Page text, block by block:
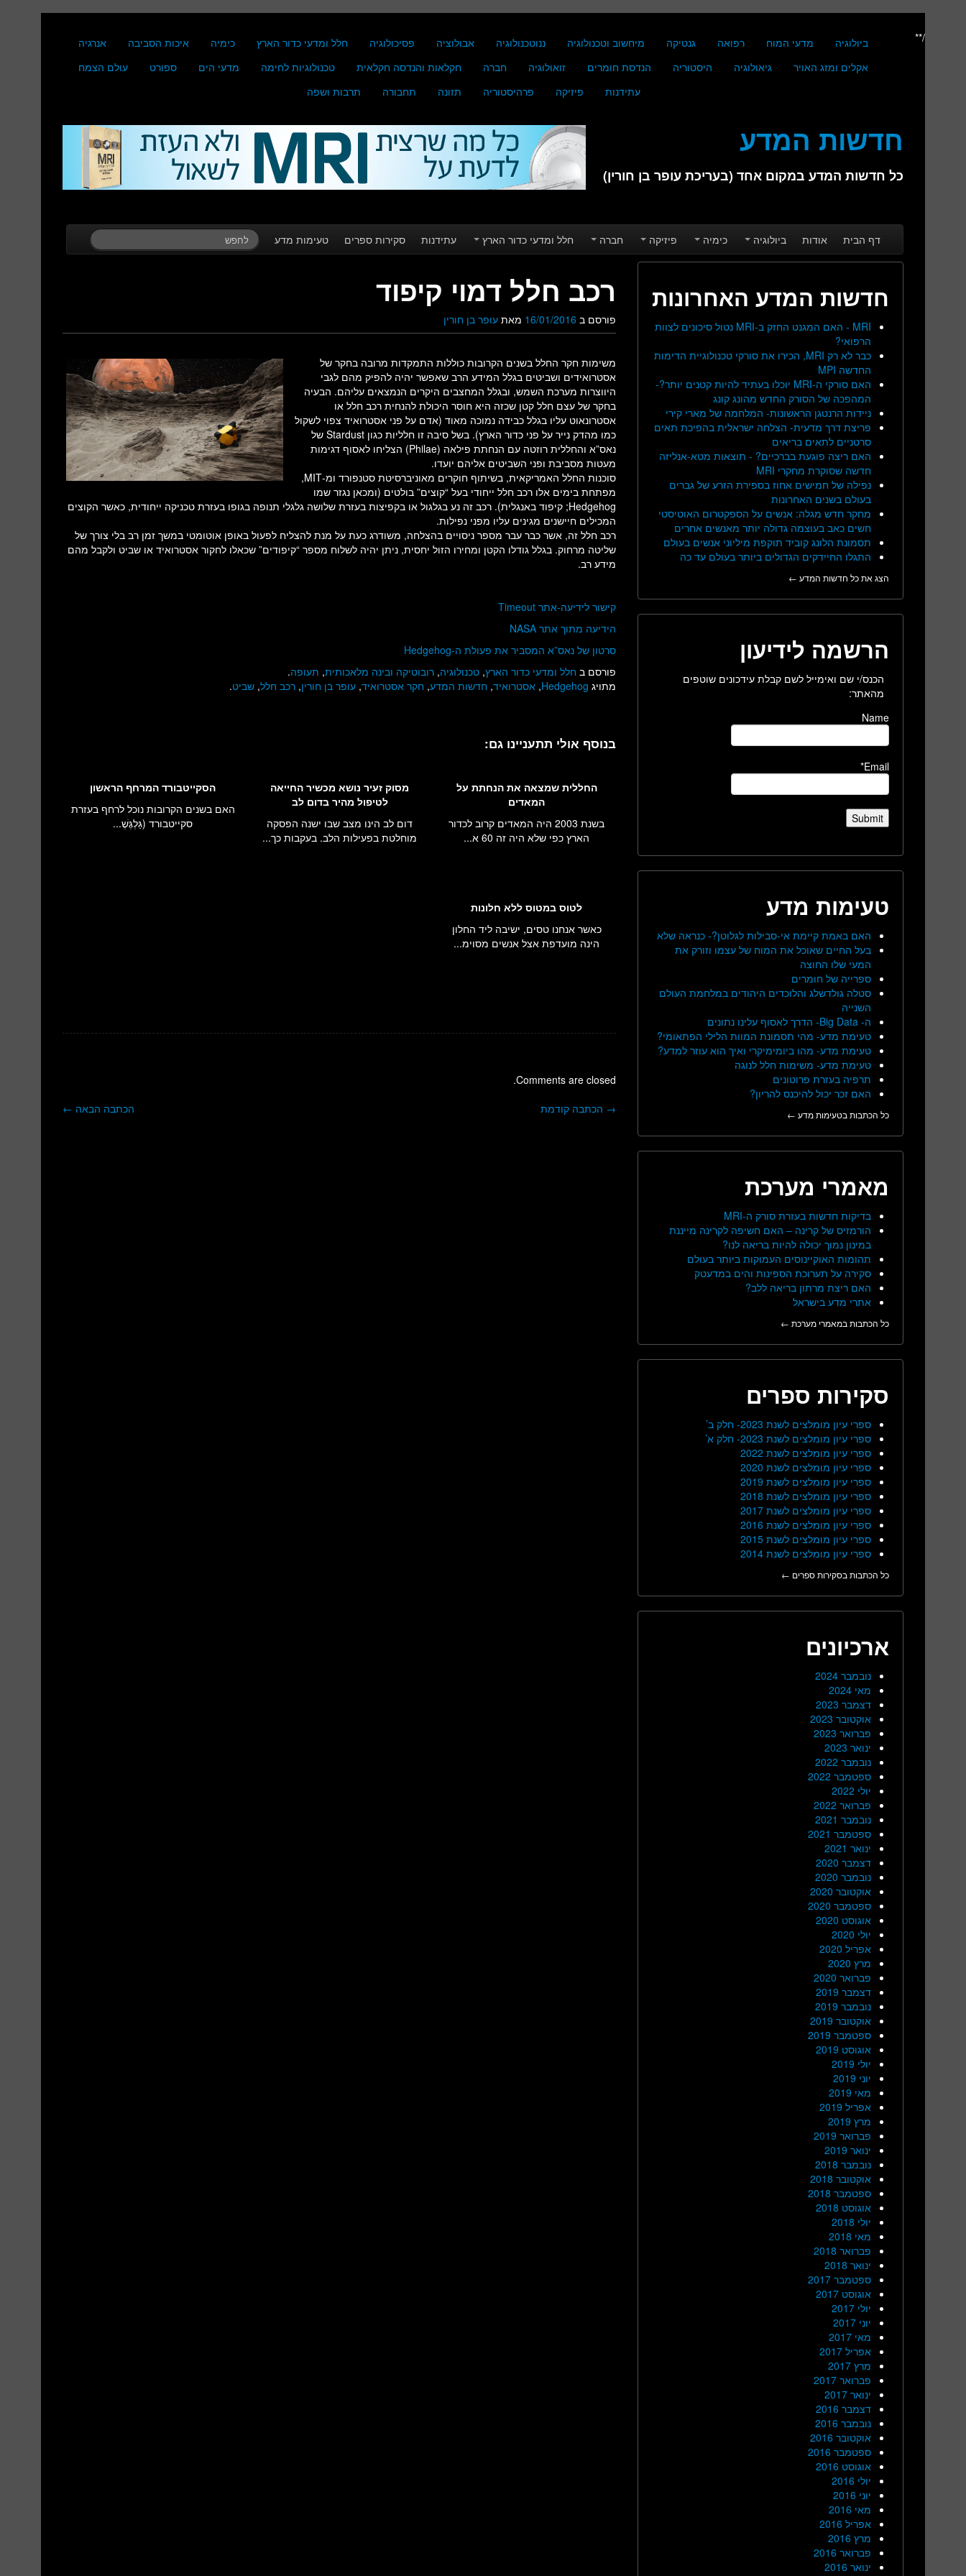
ביולוגיה מדעי המוח רפואה גנטיקה מיחשוב וטכנולוגיה ננוטכנולוגיה אבולוציה פסיכולוגיה חלל ומדעי כדור הארץ כימיה איכות הסביבה
אנרגיה
אקלים ומזג האויר
גיאולוגיה היסטוריה הנדסת חומרים זואולוגיה חברה חקלאות והנדסה חקלאית טכנולוגיות לחימה מדעי הים ספורט
עולם הצמח
עתידנות
פיזיקה פרהיסטוריה תזונה תחבורה תרבות ושפה
חדשות המדע
כל חדשות המדע במקום אחד (בעריכת עופר בן חורין)
Main menu
דף הבית אודות ביולוגיה כימיה פיזיקה חברה חלל ומדעי כדור הארץ עתידנות סקירות ספרים טעימות מדע
רכב חלל דמוי קיפוד
פורסם ב 16/01/2016 מאת עופר בן חורין
משימות חקר החלל בשנים הקרובות כוללות התמקדות מרובה בחקר של
אסטרואידים ושביטים בגלל המידע הרב שאפשר יהיה להפיק מהם לגבי
היווצרות מערכת השמש, ובגלל המחצבים היקרים הנמצאים עליהם. הבעיה
בחקר של עצם חלל קטן שכזה היא חוסר היכולת להנחית רכב חלל או
אסטרונאוט עליו בגלל כבידה נמוכה מאוד (אדם על פני אסטרואיד צפוי לשקול
כמו מהדק נייר על פני כדור הארץ). בשל סיבה זו חלליות כגון Stardust של
נאס”א והחללית רוזטה עם הנחתת פילאה (Philae) הצליחו לאסוף דגימות
מעטות מסביבת ופני השביטים אליהם יועדו.
סוכנות החלל האמריקאית, בשיתוף חוקרים מאוניברסיטת סטנפורד ומ-MIT,
מפתחת בימים אלו רכב חלל ייחודי בעל “קוצים” בולטים (ומכאן נגזר שמו
Hedgehog; קיפוד באנגלית). רכב זה נע בגלגול או בקפיצות בעזרת שלושה גלגלי תנופה בגופו בעזרת טכניקה ייחודית, כאשר הקוצים
המכילים חיישנים מגינים עליו מפני נפילות.
רכב חלל זה, אשר כבר עבר מספר ניסויים בהצלחה, משודרג כעת על מנת להצליח לפעול באופן אוטומטי במשך זמן רב בלי צורך של
שליטה מרחוק. בגלל גודלו הקטן ומחירו הזול יחסית, ניתן יהיה לשלוח מספר “קיפודים” שכאלו לחקור אסטרואיד או שביט ולקבל מהם
מידע רב.
קישור לידיעה-אתר Timeout
הידיעה מתוך אתר NASA
סרטון של נאס”א המסביר את פעולת ה-Hedgehog
פורסם ב חלל ומדעי כדור הארץ, טכנולוגיה, רובוטיקה ובינה מלאכותית, תעופה.
מתויג Hedgehog
, אסטרואיד, חדשות המדע, חקר אסטרואיד, עופר בן חורין, רכב חלל, שביט.
בנוסף אולי תתעניינו גם:
החללית שמצאה את הנחתת על
המאדים
בשנת 2003 היה המאדים קרוב לכדור
הארץ כפי שלא היה זה 60 א...
מסוק זעיר נושא מכשיר החייאה
לטיפול מהיר בדום לב
דום לב הינו מצב שבו ישנה הפסקה
מוחלטת בפעילות הלב. בעקבות כך...
הסקייטבורד המרחף הראשון
האם בשנים הקרובות נוכל לרחף בעזרת
סקייטבורד (גַּלְגֶּשֶׁ...
לטוס במטוס ללא חלונות
כאשר אנחנו טסים, ישיבה ליד החלון
הינה מועדפת אצל אנשים מסוימ...
Comments are closed.
ניווט בפוסטים הכתבה הבאה ← → הכתבה קודמת
חדשות המדע האחרונות
MRI - האם המגנט החזק ב-MRI נטול סיכונים לצוות
הרפואי?
כבר לא רק MRI, הכירו את סורקי טכנולוגיית הדימות
החדשה MPI
האם סורקי ה-MRI יוכלו בעתיד להיות קטנים יותר?-
המהפכה של הסורק החדש מהונג קונג
ניידות הרנטגן הראשונות- המלחמה של מארי קירי
פריצת דרך מדעית- הצלחה ישראלית בהפיכת תאים
סרטניים לתאים בריאים
האם ריצה פוגעת בברכיים? - תוצאות מטא-אנליזה
חדשה שסוקרת מחקרי MRI
נפילה של חמישים אחוז בספירת הזרע של גברים
בעולם בשנים האחרונות
מחקר חדש מגלה: אנשים על הספקטרום האוטיסטי
חשים כאב בעוצמה גדולה יותר מאנשים אחרים
תסמונת הלונג קוביד תוקפת מיליוני אנשים בעולם
התגלו החיידקים הגדולים ביותר בעולם עד כה
הצג את כל חדשות המדע ←
הרשמה לידיעון
הכנס/י שם ואימייל לשם קבלת עידכונים שוטפים
מהאתר:
Name
Email*
טעימות מדע
האם באמת קיימת אי-סבילות לגלוטן?- כנראה שלא
בעל החיים שאוכל את המוח של עצמו וזורק את
המעי שלו החוצה
ספרייה של חומרים
סטלה גולדשלג והלוכדים היהודים במלחמת העולם
השנייה
ה- Big Data- הדרך לאסוף עלינו נתונים
טעימת מדע- מהי תסמונת המוות הלילי הפתאומי?
טעימת מדע- מהו ביומימיקרי ואיך הוא עוזר למדע?
טעימת מדע- משימות חלל לנוגה
תרפיה בעזרת פרוטונים
האם זכר יכול להיכנס להריון?
כל הכתבות בטעימות מדע ←
מאמרי מערכת
בדיקות חדשות בעזרת סורק ה-MRI
הורמזיס של קרינה – האם חשיפה לקרינה מייננת
במינון נמוך יכולה להיות בריאה לנו?
תהומות האוקיינוסים העמוקות ביותר בעולם
סקירה על תערוכת הספינות והים במדעטק
האם ריצת מרתון בריאה ללב?
אתרי מדע בישראל
כל הכתבות במאמרי מערכת ←
סקירות ספרים
ספרי עיון מומלצים לשנת 2023- חלק ב’
ספרי עיון מומלצים לשנת 2023- חלק א’
ספרי עיון מומלצים לשנת 2022
ספרי עיון מומלצים לשנת 2020
ספרי עיון מומלצים לשנת 2019
ספרי עיון מומלצים לשנת 2018
ספרי עיון מומלצים לשנת 2017
ספרי עיון מומלצים לשנת 2016
ספרי עיון מומלצים לשנת 2015
ספרי עיון מומלצים לשנת 2014
כל הכתבות בסקירות ספרים ←
ארכיונים
נובמבר 2024
מאי 2024
דצמבר 2023
אוקטובר 2023
פברואר 2023
ינואר 2023
נובמבר 2022
ספטמבר 2022
יולי 2022
פברואר 2022
נובמבר 2021
ספטמבר 2021
ינואר 2021
דצמבר 2020
נובמבר 2020
אוקטובר 2020
ספטמבר 2020
אוגוסט 2020
יולי 2020
אפריל 2020
מרץ 2020
פברואר 2020
דצמבר 2019
נובמבר 2019
אוקטובר 2019
ספטמבר 2019
אוגוסט 2019
יולי 2019
יוני 2019
מאי 2019
אפריל 2019
מרץ 2019
פברואר 2019
ינואר 2019
נובמבר 2018
אוקטובר 2018
ספטמבר 2018
אוגוסט 2018
יולי 2018
מאי 2018
פברואר 2018
ינואר 2018
ספטמבר 2017
אוגוסט 2017
יולי 2017
יוני 2017
מאי 2017
אפריל 2017
מרץ 2017
פברואר 2017
ינואר 2017
דצמבר 2016
נובמבר 2016
אוקטובר 2016
ספטמבר 2016
אוגוסט 2016
יולי 2016
יוני 2016
מאי 2016
אפריל 2016
מרץ 2016
פברואר 2016
ינואר 2016
/**